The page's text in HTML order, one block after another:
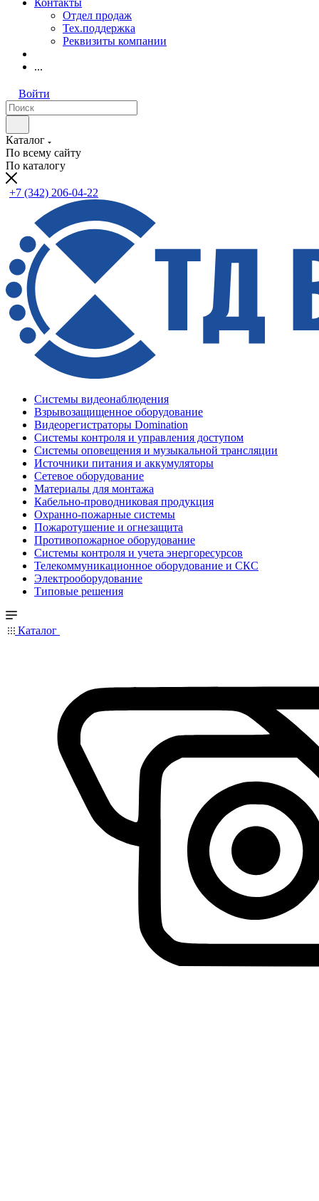
Контакты
Отдел продаж
Тех.поддержка
Реквизиты компании
...
Войти
Каталог
По всему сайту
По каталогу
+7 (342) 206-04-22
Системы видеонаблюдения
Взрывозащищенное оборудование
Видеорегистраторы Domination
Системы контроля и управления доступом
Системы оповещения и музыкальной трансляции
Источники питания и аккумуляторы
Сетевое оборудование
Материалы для монтажа
Кабельно-проводниковая продукция
Охранно-пожарные системы
Пожаротушение и огнезащита
Противопожарное оборудование
Системы контроля и учета энергоресурсов
Телекоммуникационное оборудование и СКС
Электрооборудование
Типовые решения
Каталог